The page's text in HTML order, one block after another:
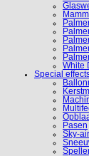
White
Special
Pasen
Sky-